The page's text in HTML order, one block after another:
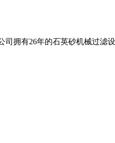
司拥有26年的石英砂机械过